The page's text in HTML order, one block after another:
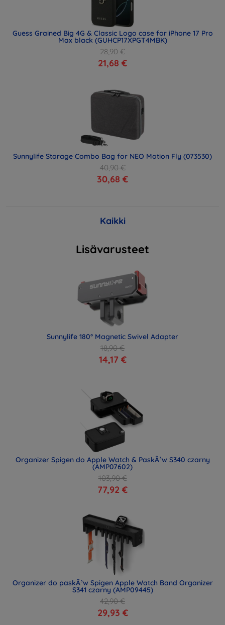
Guess Grained Big 4G & Classic Logo case for iPhone 17 Pro
Max black (GUHCP17XPGT4MBK)
28,90 €
21,68 €
Sunnylife Storage Combo Bag for NEO Motion Fly (073530)
40,90 €
30,68 €
Kaikki
Lisävarusteet
Sunnylife 180° Magnetic Swivel Adapter
18,90 €
14,17 €
Organizer Spigen do Apple Watch & PaskÃ³w S340 czarny
(AMP07602)
103,90 €
77,92 €
Organizer do paskÃ³w Spigen Apple Watch Band Organizer
S341 czarny (AMP09445)
42,90 €
29,93 €